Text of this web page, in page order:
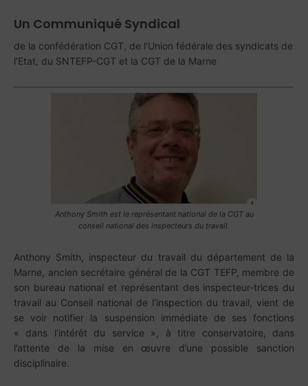
Un Communiqué Syndical
de la confédération CGT, de l’Union fédérale des syndicats de
l’Etat, du SNTEFP-CGT et la CGT de la Marne
Anthony Smith est le représentant national de la CGT au
conseil national des inspecteurs du travail.
Anthony Smith, inspecteur du travail du département de la
Marne, ancien secrétaire général de la CGT TEFP, membre de
son bureau national et représentant des inspecteur-trices du
travail au Conseil national de l’inspection du travail, vient de
se voir notifier la suspension immédiate de ses fonctions
« dans l’intérêt du service », à titre conservatoire, dans
l’attente de la mise en œuvre d’une possible sanction
disciplinaire.